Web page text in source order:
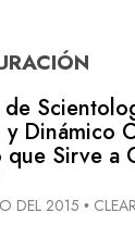
de
y Dinámico
que Sirve a
DEL 2015 •